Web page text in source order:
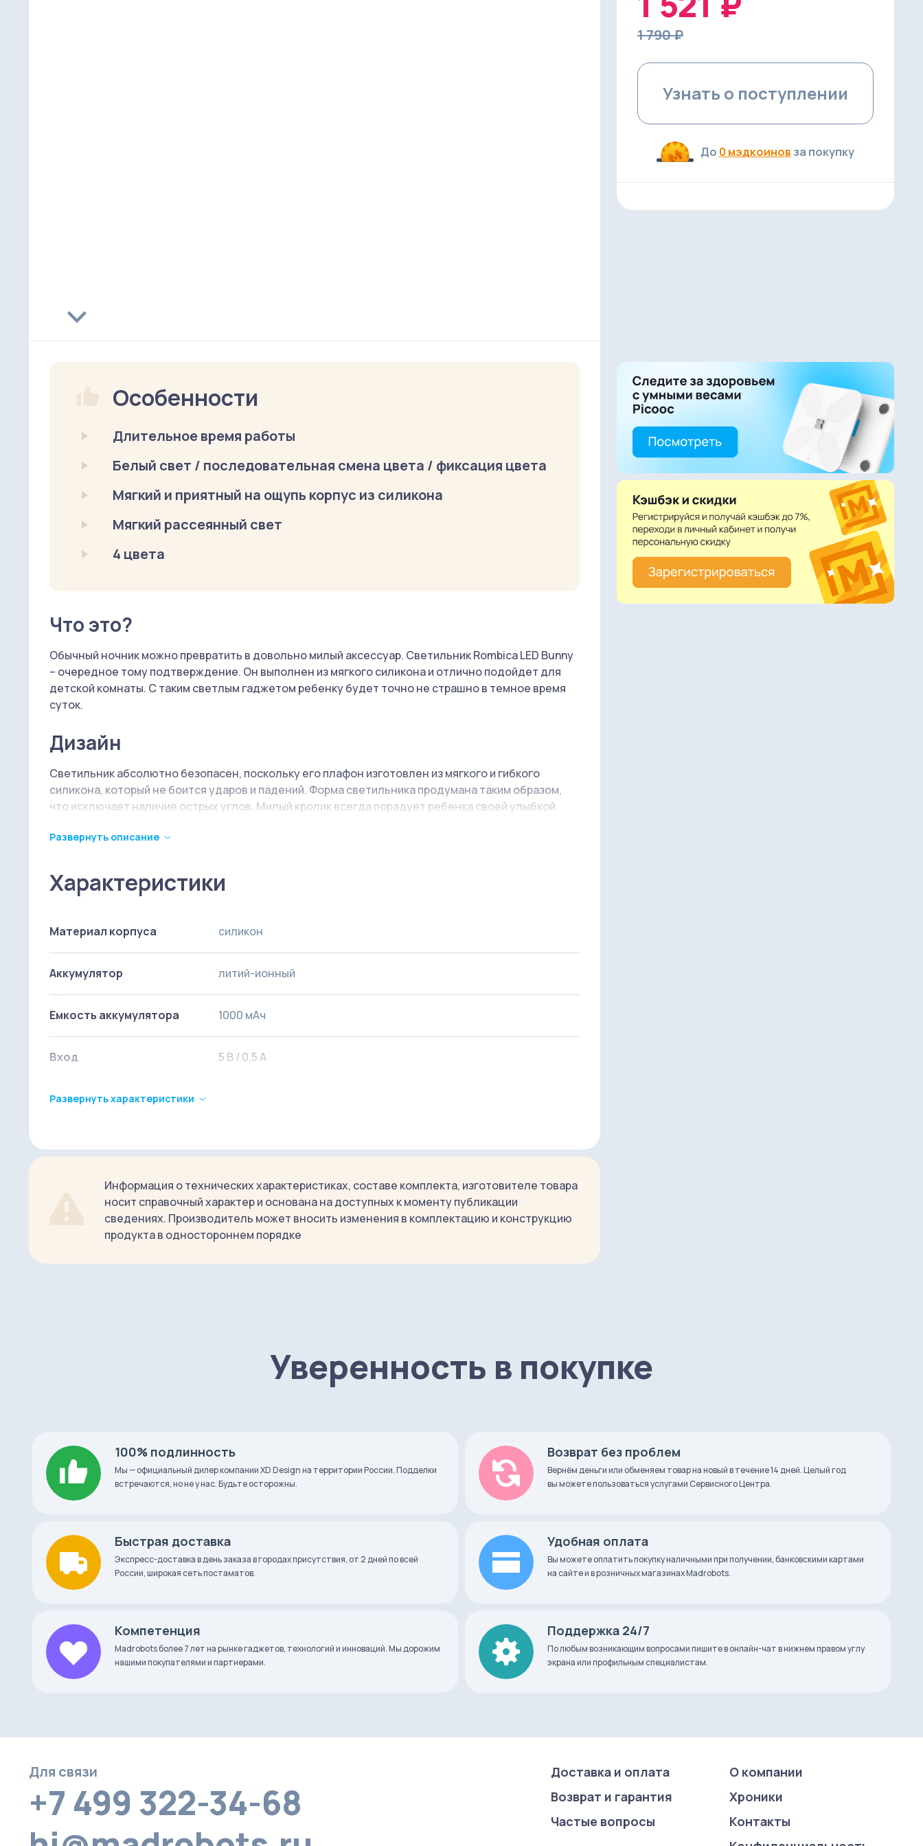
1 790 ₽
Узнать о поступлении
До 0 мэдкоинов за покупку
Особенности
Длительное время работы
Белый свет / последовательная смена цвета / фиксация цвета
Мягкий и приятный на ощупь корпус из силикона
Мягкий рассеянный свет
4 цвета
Что это?
Обычный ночник можно превратить в довольно милый аксессуар. Светильник Rombica LED Bunny
– очередное тому подтверждение. Он выполнен из мягкого силикона и отлично подойдет для
детской комнаты. С таким светлым гаджетом ребенку будет точно не страшно в темное время
суток.
Дизайн
Светильник абсолютно безопасен, поскольку его плафон изготовлен из мягкого и гибкого
силикона, который не боится ударов и падений. Форма светильника продумана таким образом,
что исключает наличие острых углов. Милый кролик всегда порадует ребенка своей улыбкой.
Как это работает?
Внутри светильника установлены высококачественные RGB-светодиоды. Менять цветовую
температуру и цвет свечения можно на любой вкус. Питание осуществляется за счет
беспрерывной работы. Rombica LED Bunny излучает мягкий равномерно рассеянный свет, не
вызывающий утомляемости глаз.
Развернуть описание
Характеристики
Материал корпуса силикон
Аккумулятор литий-ионный
Емкость аккумулятора 1000 мАч
Вход 5 В / 0,5 А
Максимальная мощность
белый свет
фиксация цвета
Срок службы светодиодов до 30 000 часов
Что в коробке
Светильник Rombica LED Bunny
Документация
Развернуть характеристики
Информация о технических характеристиках, составе комплекта, изготовителе товара
носит справочный характер и основана на доступных к моменту публикации
сведениях. Производитель может вносить изменения в комплектацию и конструкцию
продукта в одностороннем порядке
Уверенность в покупке
100% подлинность
Мы — официальный дилер компании XD Design на территории России. Подделки
встречаются, но не у нас. Будьте осторожны.
Возврат без проблем
Вернём деньги или обменяем товар на новый в течение 14 дней. Целый год
вы можете пользоваться услугами Сервисного Центра.
Быстрая доставка
Экспресс-доставка в день заказа в городах присутствия, от 2 дней по всей
России, широкая сеть постаматов.
Удобная оплата
Вы можете оплатить покупку наличными при получении, банковскими картами
на сайте и в розничных магазинах Madrobots.
Компетенция
Madrobots более 7 лет на рынке гаджетов, технологий и инноваций. Мы дорожим
нашими покупателями и партнерами.
Поддержка 24/7
По любым возникающим вопросами пишите в онлайн-чат в нижнем правом углу
экрана или профильным специалистам.
Для связи
+7 499 322-34-68
Доставка и оплата
Возврат и гарантия
Частые вопросы
О компании
Хроники
Контакты